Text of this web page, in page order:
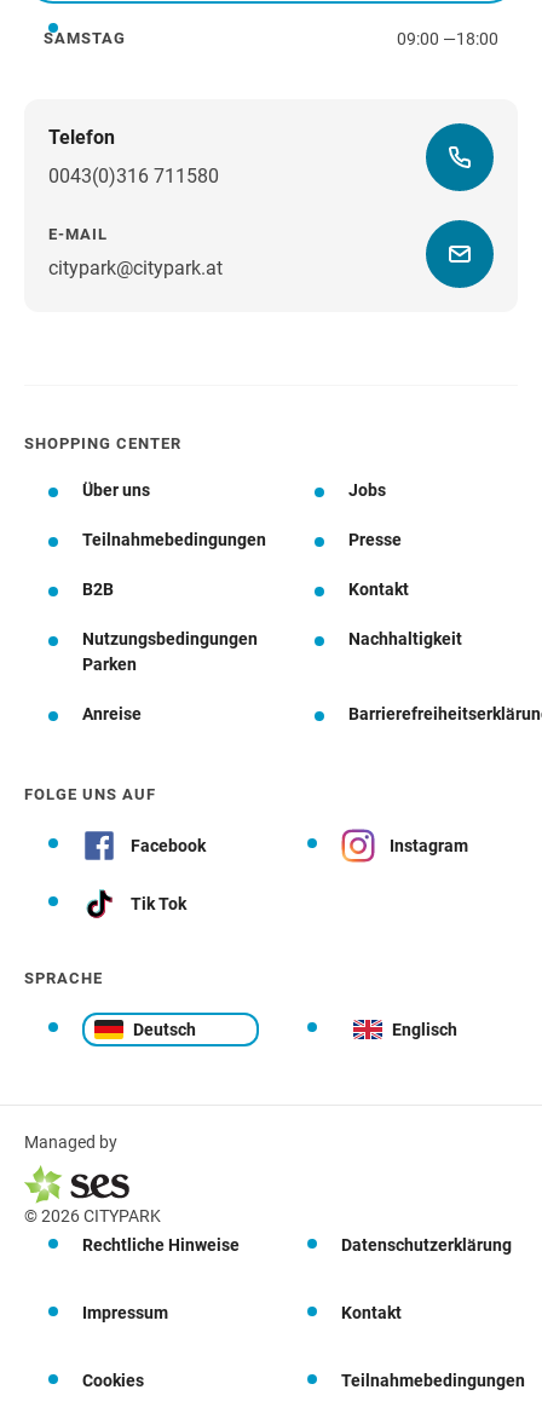
Samstag
SAMSTAG 09:00 —18:00
Telefon
0043(0)316 711580
E-MAIL
citypark@citypark.atWegbeschreibung
SHOPPING CENTER
Über uns Jobs
Teilnahmebedingungen Presse
B2B Kontakt
Nutzungsbedingungen
Parken
Nachhaltigkeit
Anreise
FOLGE UNS AUF
Facebook Instagram
Tik Tok
SPRACHE
Deutsch Englisch
Managed by
© 2026 CITYPARK
Rechtliche Hinweise
Datenschutzerklärung
Impressum Kontakt
Cookies Teilnahmebedingungen